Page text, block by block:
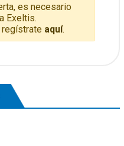
es necesario
Exeltis.
aquí.